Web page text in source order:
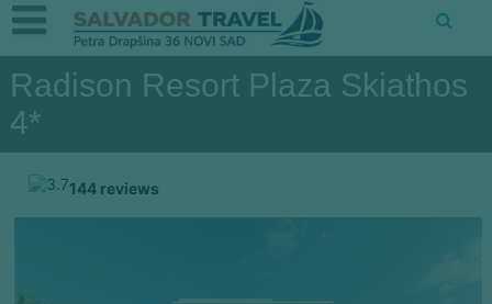
Radison Resort Plaza Skiathos
4*